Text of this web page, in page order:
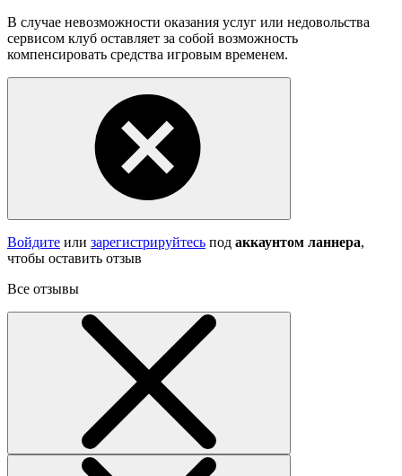
В случае невозможности оказания услуг или недовольства
сервисом клуб оставляет за собой возможность
компенсировать средства игровым временем.
Войдите или зарегистрируйтесь под аккаунтом ланнера,
чтобы оставить отзыв
Все отзывы